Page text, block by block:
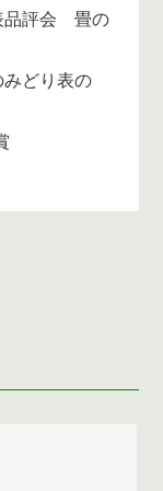
品評会 畳の
どり表の